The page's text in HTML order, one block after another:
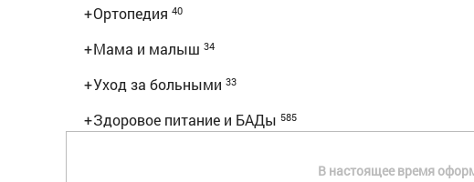
+Ортопедия 40
+Мама и малыш 34
+Уход за больными 33
+Здоровое питание и БАДы 585
В настоящее время